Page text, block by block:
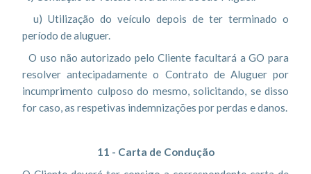
u) Utilização do veículo depois de ter terminado o
período de aluguer.
O uso não autorizado pelo Cliente facultará a GO para
resolver antecipadamente o Contrato de Aluguer por
incumprimento culposo do mesmo, solicitando, se disso
for caso, as respetivas indemnizações por perdas e danos.
11 - Carta de Condução